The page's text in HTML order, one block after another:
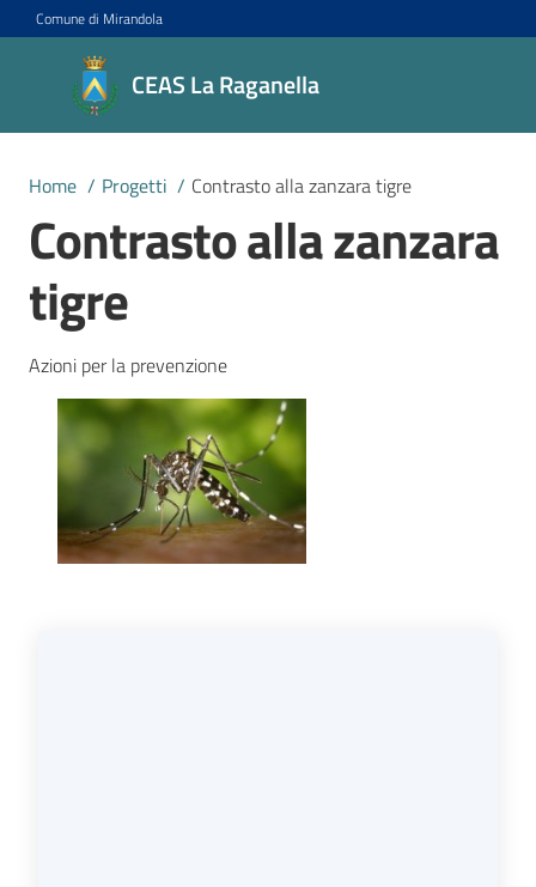
Vai al contenuto
Vai alla navigazione
Vai al footer
Comune di Mirandola
CEAS La Raganella
CEAS La
Raganella
Educazione
sostenibilità
Progetti
Novità
Agenda
2030
Home / Progetti / Contrasto alla zanzara tigre
Contrasto alla zanzara
tigre
Azioni per la prevenzione